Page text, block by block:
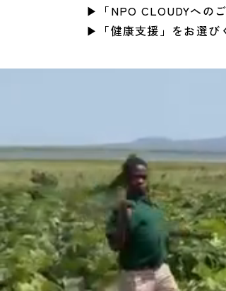
▶「NPO CLOUDYへの
▶「健康支援」をお選び